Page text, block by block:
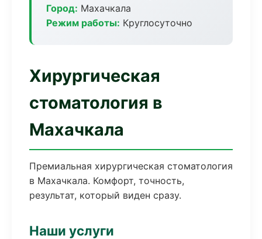
Город: Махачкала
Режим работы: Круглосуточно
Хирургическая
стоматология в
Махачкала
Премиальная хирургическая стоматология
в Махачкала. Комфорт, точность,
результат, который виден сразу.
Наши услуги